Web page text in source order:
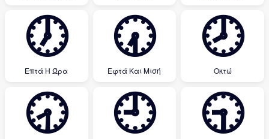
🕖
Επτά Η Ώρα
🕢
Εφτά Και Μισή
🕗
Οκτώ
🕣 🕘 🕤